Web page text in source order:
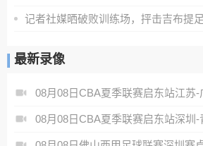
最新录像
08月08日CBA夏季联赛启东站江苏-
08月08日CBA夏季联赛启东站深圳-